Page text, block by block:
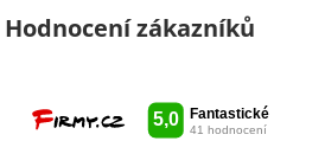
Hodnocení zákazníků